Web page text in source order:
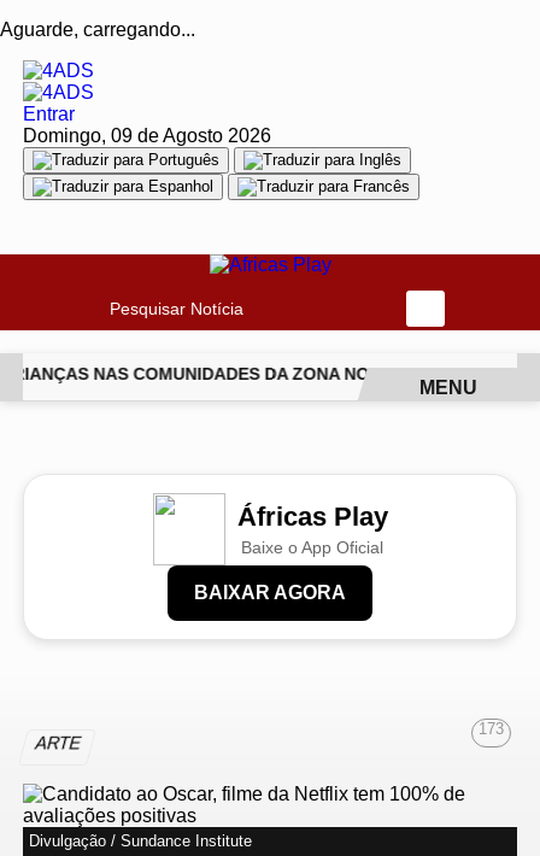
Aguarde, carregando...
Entrar
Domingo, 09 de Agosto 2026
Pesquisar Notícia
NAS COMUNIDADES DA ZONA NORTE DO RIO
MENU
Áfricas Play
Baixe o App Oficial
BAIXAR AGORA
ARTE
173
Divulgação / Sundance Institute